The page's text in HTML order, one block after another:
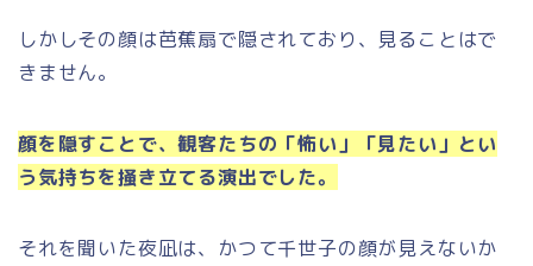
しかしその顔は芭蕉扇で隠されており、見ることはで
きません。
顔を隠すことで、観客たちの「怖い」「見たい」とい
う気持ちを掻き立てる演出でした。
それを聞いた夜凪は、かつて千世子の顔が見えないか